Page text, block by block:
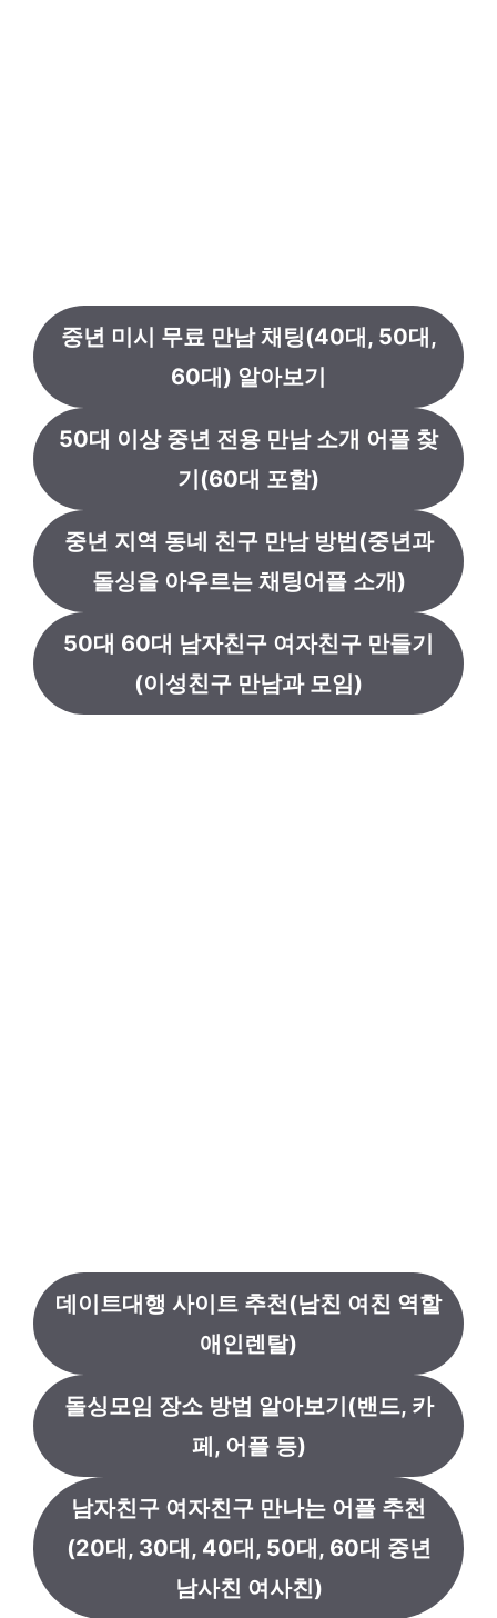
중년 미시 무료 만남 채팅(40대, 50대,
60대) 알아보기
50대 이상 중년 전용 만남 소개 어플 찾
기(60대 포함)
중년 지역 동네 친구 만남 방법(중년과
돌싱을 아우르는 채팅어플 소개)
50대 60대 남자친구 여자친구 만들기
(이성친구 만남과 모임)
데이트대행 사이트 추천(남친 여친 역할
애인렌탈)
돌싱모임 장소 방법 알아보기(밴드, 카
페, 어플 등)
남자친구 여자친구 만나는 어플 추천
(20대, 30대, 40대, 50대, 60대 중년
남사친 여사친)